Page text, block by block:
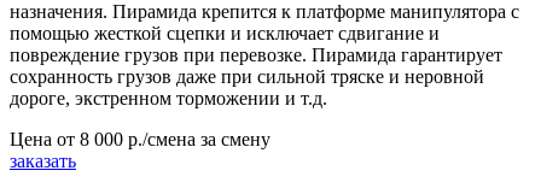
назначения. Пирамида крепится к платформе манипулятора с
помощью жесткой сцепки и исключает сдвигание и
повреждение грузов при перевозке. Пирамида гарантирует
сохранность грузов даже при сильной тряске и неровной
дороге, экстренном торможении и т.д.
Цена от 8 000 р./смена за смену
заказать